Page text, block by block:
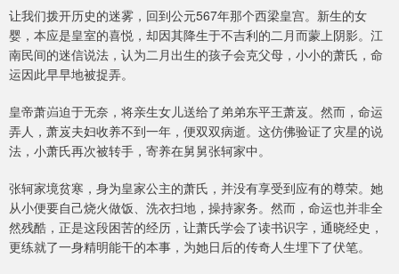
让我们拨开历史的迷雾，回到公元567年那个西梁皇宫。新生的女
婴，本应是皇室的喜悦，却因其降生于不吉利的二月而蒙上阴影。江
南民间的迷信说法，认为二月出生的孩子会克父母，小小的萧氏，命
运因此早早地被捉弄。
皇帝萧岿迫于无奈，将亲生女儿送给了弟弟东平王萧岌。然而，命运
弄人，萧岌夫妇收养不到一年，便双双病逝。这仿佛验证了灾星的说
法，小萧氏再次被转手，寄养在舅舅张轲家中。
张轲家境贫寒，身为皇家公主的萧氏，并没有享受到应有的尊荣。她
从小便要自己烧火做饭、洗衣扫地，操持家务。然而，命运也并非全
然残酷，正是这段困苦的经历，让萧氏学会了读书识字，通晓经史，
更练就了一身精明能干的本事，为她日后的传奇人生埋下了伏笔。